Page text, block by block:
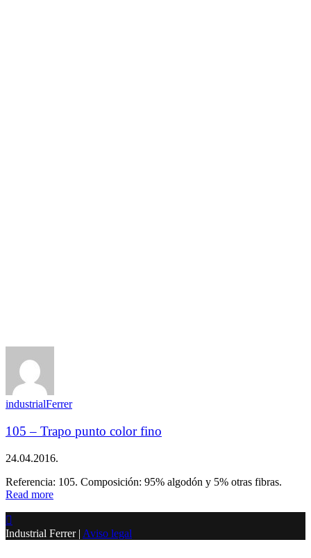
industrialFerrer
105 – Trapo punto color fino
24.04.2016.
Referencia: 105. Composición: 95% algodón y 5% otras fibras.
Read more

Industrial Ferrer | Aviso legal